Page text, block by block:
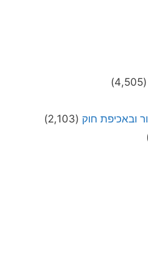
(4,505)
ובאכיפת חוק (2,103)